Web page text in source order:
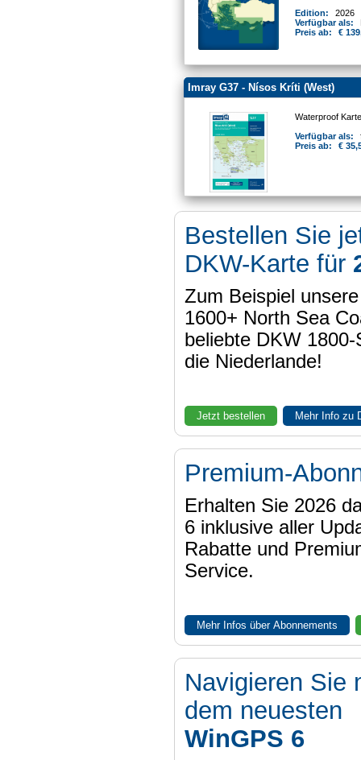
Edition:
2026
Verfügbar als:
Preis ab:
€
Imray G37 - Nísos Kríti (West)
Waterproof
Verfügbar als:
Preis ab:
€
Bestellen Sie
DKW-Karte für
Zum Beispiel
1600+ North Sea
beliebte DKW
die Niederlande!
Jetzt bestellen Mehr Info zu
Premium-
Erhalten Sie 2026
6 inklusive aller
Rabatte und
Service.
Mehr Infos über Abonnements
Navigieren Sie
dem neuesten
WinGPS 6